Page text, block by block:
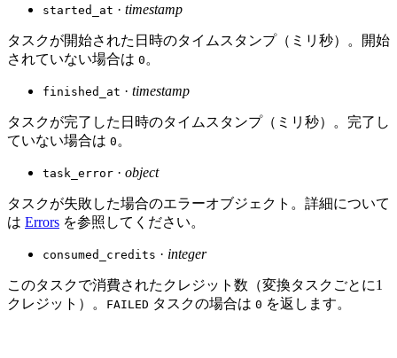
started_at · timestamp
タスクが開始された日時のタイムスタンプ（ミリ秒）。開始
されていない場合は 0。
finished_at · timestamp
タスクが完了した日時のタイムスタンプ（ミリ秒）。完了し
ていない場合は 0。
task_error · object
タスクが失敗した場合のエラーオブジェクト。詳細について
は Errors を参照してください。
consumed_credits · integer
このタスクで消費されたクレジット数（変換タスクごとに1
クレジット）。
FAILED タスクの場合は 0 を返します。